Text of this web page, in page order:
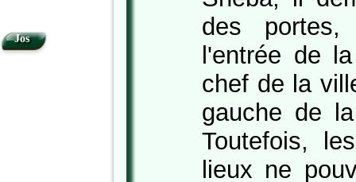
des
l'entrée de
chef de la
gauche de
Toutefois,
lieux ne
Jos